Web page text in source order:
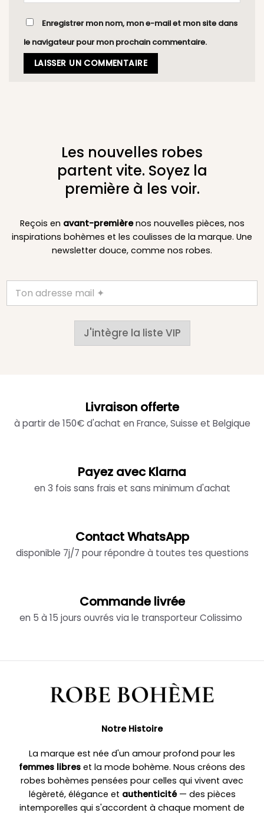
Enregistrer mon nom, mon e-mail et mon site dans
le navigateur pour mon prochain commentaire.
Les nouvelles robes
partent vite. Soyez la
première à les voir.
Reçois en avant-premièrenos nouvelles pièces, nos
inspirations bohèmes et les coulisses de la marque. Une
newsletter douce, comme nos robes.
J'intègre la liste VIP
Livraison offerte
à partir de 150€ d'achat en France, Suisse et Belgique
Payez avec Klarna
en 3 fois sans frais et sans minimum d'achat
Contact WhatsApp
disponible 7j/7 pour répondre à toutes tes questions
Commande livrée
en 5 à 15 jours ouvrés via le transporteur Colissimo
Notre Histoire
La marque est née d'un amour profond pour les
femmes libres et la mode bohème. Nous créons des
robes bohèmes pensées pour celles qui vivent avec
légèreté, élégance et authenticité— des pièces
intemporelles qui s'accordent à chaque moment de